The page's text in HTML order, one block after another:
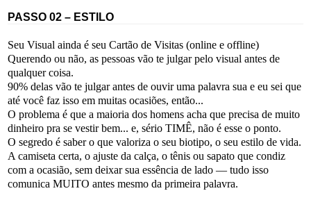
PASSO 02 – ESTILO
Seu Visual ainda é seu Cartão de Visitas (online e offline)
Querendo ou não, as pessoas vão te julgar pelo visual antes de
qualquer coisa.
90% delas vão te julgar antes de ouvir uma palavra sua e eu sei que
até você faz isso em muitas ocasiões, então...
O problema é que a maioria dos homens acha que precisa de muito
dinheiro pra se vestir bem... e, sério TIMÊ, não é esse o ponto.
O segredo é saber o que valoriza o seu biotipo, o seu estilo de vida.
A camiseta certa, o ajuste da calça, o tênis ou sapato que condiz
com a ocasião, sem deixar sua essência de lado — tudo isso
comunica MUITO antes mesmo da primeira palavra.